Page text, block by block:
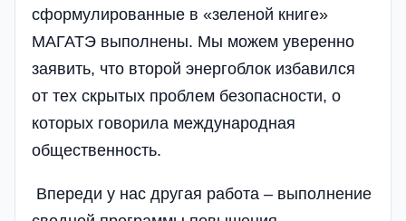
сформулированные в «зеленой книге»
МАГАТЭ выполнены. Мы можем уверенно
заявить, что второй энергоблок избавился
от тех скрытых проблем безопасности, о
которых говорила международная
общественность.
Впереди у нас другая работа – выполнение